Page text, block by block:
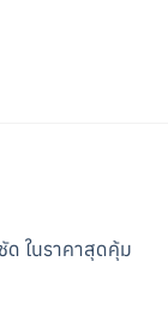
ด ในราคาสุดคุ้ม